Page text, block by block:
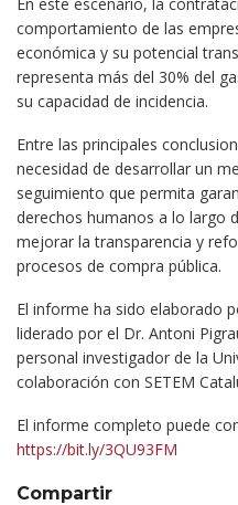
comportamiento de las
económica y su potencial
representa más del 30% del
su capacidad de incidencia.
Entre las principales
necesidad de desarrollar un
seguimiento que permita
derechos humanos a lo largo
mejorar la transparencia y
procesos de compra pública.
El informe ha sido elaborado
liderado por el Dr. Antoni
personal investigador de la
colaboración con SETEM
El informe completo puede
https://bit.ly/3QU93FM
Compartir